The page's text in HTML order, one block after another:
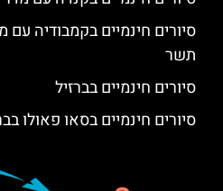
סיורים חינמיים בקמבודיה עם
תשר
סיורים חינמיים בברזיל
סיורים חינמיים בסאו פאולו